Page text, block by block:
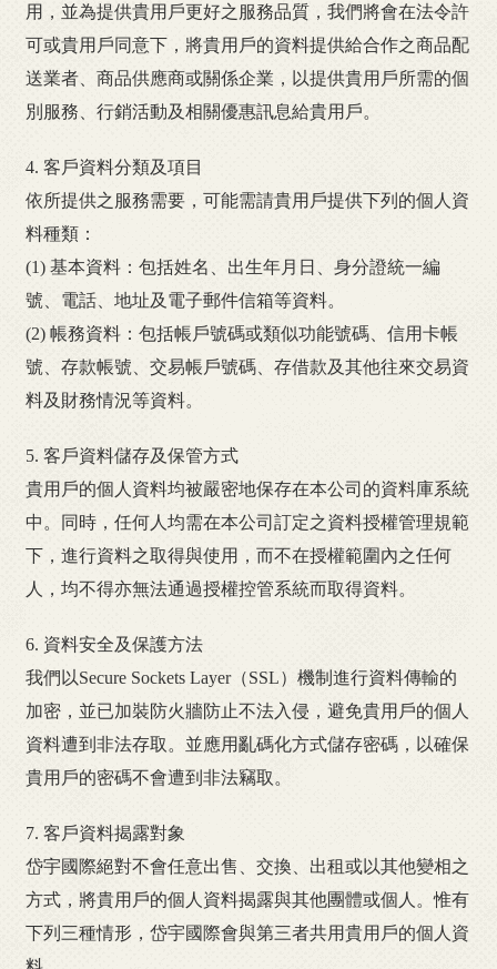
用，並為提供貴用戶更好之服務品質，我們將會在法令許
可或貴用戶同意下，將貴用戶的資料提供給合作之商品配
送業者、商品供應商或關係企業，以提供貴用戶所需的個
別服務、行銷活動及相關優惠訊息給貴用戶。
4. 客戶資料分類及項目
依所提供之服務需要，可能需請貴用戶提供下列的個人資
料種類：
(1) 基本資料：包括姓名、出生年月日、身分證統一編
號、電話、地址及電子郵件信箱等資料。
(2) 帳務資料：包括帳戶號碼或類似功能號碼、信用卡帳
號、存款帳號、交易帳戶號碼、存借款及其他往來交易資
料及財務情況等資料。
5. 客戶資料儲存及保管方式
貴用戶的個人資料均被嚴密地保存在本公司的資料庫系統
中。同時，任何人均需在本公司訂定之資料授權管理規範
下，進行資料之取得與使用，而不在授權範圍內之任何
人，均不得亦無法通過授權控管系統而取得資料。
6. 資料安全及保護方法
我們以Secure Sockets Layer（SSL）機制進行資料傳輸的
加密，並已加裝防火牆防止不法入侵，避免貴用戶的個人
資料遭到非法存取。並應用亂碼化方式儲存密碼，以確保
貴用戶的密碼不會遭到非法竊取。
7. 客戶資料揭露對象
岱宇國際絕對不會任意出售、交換、出租或以其他變相之
方式，將貴用戶的個人資料揭露與其他團體或個人。惟有
下列三種情形，岱宇國際會與第三者共用貴用戶的個人資